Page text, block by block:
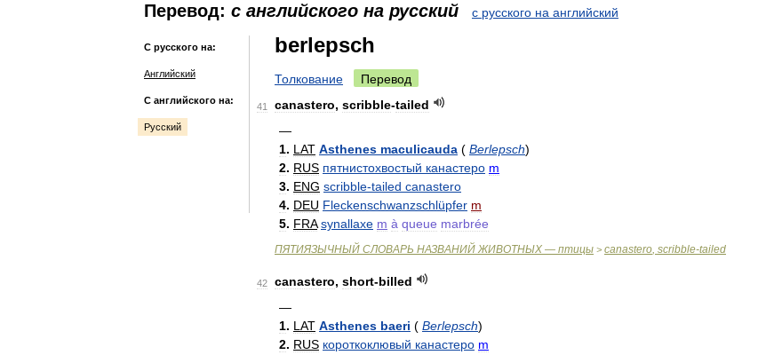
Перевод: с английского на русский с русского на английский
С русского на:
Английский
С английского на:
Русский
berlepsch
Толкование Перевод
41 canastero, scribble-tailed
—
1. LAT Asthenes maculicauda ( Berlepsch)
2. RUS пятнистохвостый канастеро m
3. ENG scribble-tailed canastero
4. DEU Fleckenschwanzschlüpfer m
5. FRA synallaxe m à queue marbrée
ПЯТИЯЗЫЧНЫЙ СЛОВАРЬ НАЗВАНИЙ ЖИВОТНЫХ — птицы > canastero, scribble-tailed
42 canastero, short-billed
—
1. LAT Asthenes baeri ( Berlepsch)
2. RUS короткоклювый канастеро m